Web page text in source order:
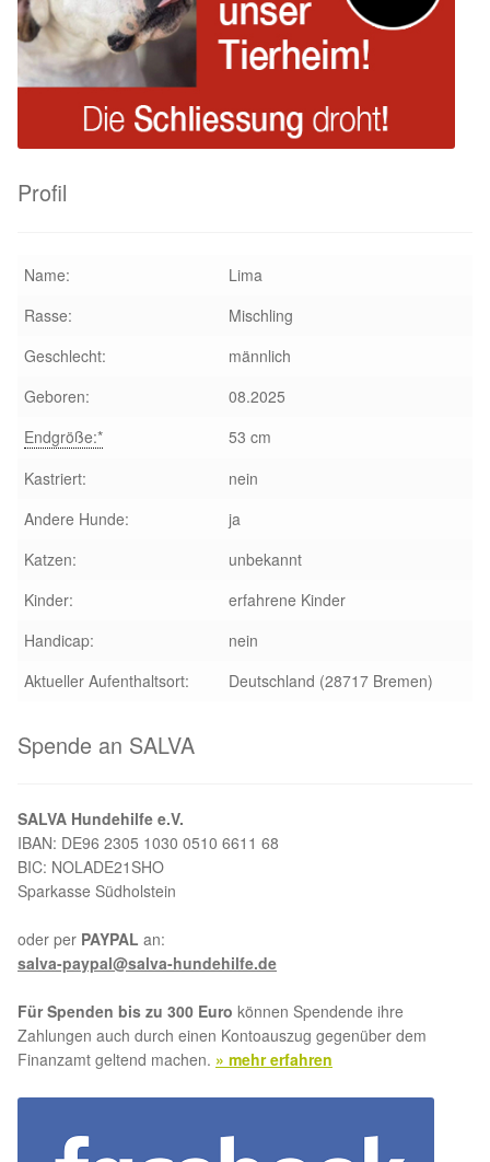
Profil
Name:
Lima
Rasse:
Mischling
Geschlecht:
männlich
Geboren:
08.2025
Endgröße:*
53 cm
Kastriert:
nein
Andere Hunde:
ja
Katzen:
unbekannt
Kinder:
erfahrene Kinder
Handicap:
nein
Aktueller Aufenthaltsort:
Deutschland (28717 Bremen)
Spende an SALVA
SALVA Hundehilfe e.V.
IBAN: DE96 2305 1030 0510 6611 68
BIC: NOLADE21SHO
Sparkasse Südholstein
oder per PAYPAL an:
salva-paypal@salva-hundehilfe.de
Für Spenden bis zu 300 Euro können Spendende ihre
Zahlungen auch durch einen Kontoauszug gegenüber dem
Finanzamt geltend machen. » mehr erfahren